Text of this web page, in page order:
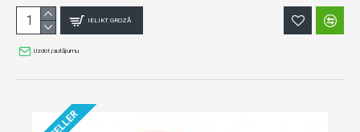
IELIKT GROZĀ
Uzdot jautājumu